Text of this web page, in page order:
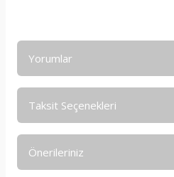
Yorumlar
Taksit Seçenekleri
Önerileriniz